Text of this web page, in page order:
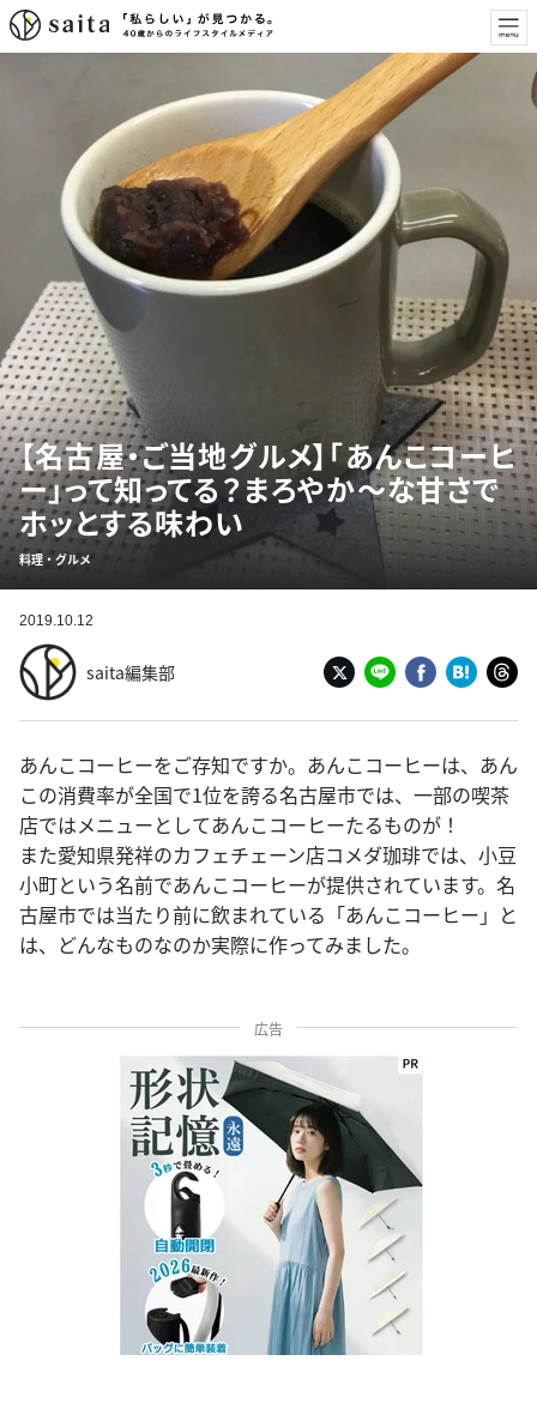
【名古屋・ご当地グルメ】「あんこコーヒ
ー」って知ってる？まろやか～な甘さで
ホッとする味わい
料理・グルメ
2019.10.12
saita編集部
あんこコーヒーをご存知ですか。あんこコーヒーは、あん
この消費率が全国で1位を誇る名古屋市では、一部の喫茶
店ではメニューとしてあんこコーヒーたるものが！
また愛知県発祥のカフェチェーン店コメダ珈琲では、小豆
小町という名前であんこコーヒーが提供されています。名
古屋市では当たり前に飲まれている「あんこコーヒー」と
は、どんなものなのか実際に作ってみました。
広告